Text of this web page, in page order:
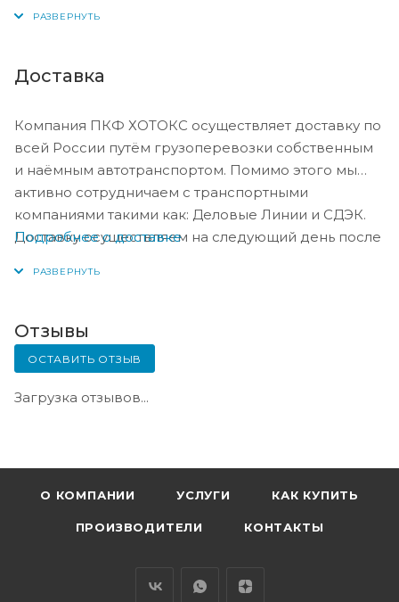
Доставка
Компания ПКФ ХОТОКС осуществляет доставку по
всей России путём грузоперевозки собственным
и наёмным автотранспортом. Помимо этого мы
активно сотрудничаем с транспортными
компаниями такими как: Деловые Линии и СДЭК.
Доставку осуществляем на следующий день после
Подробнее о доставке
Отзывы
ОСТАВИТЬ ОТЗЫВ
Загрузка отзывов...
О КОМПАНИИ УСЛУГИ КАК КУПИТЬ
ПРОИЗВОДИТЕЛИ КОНТАКТЫ